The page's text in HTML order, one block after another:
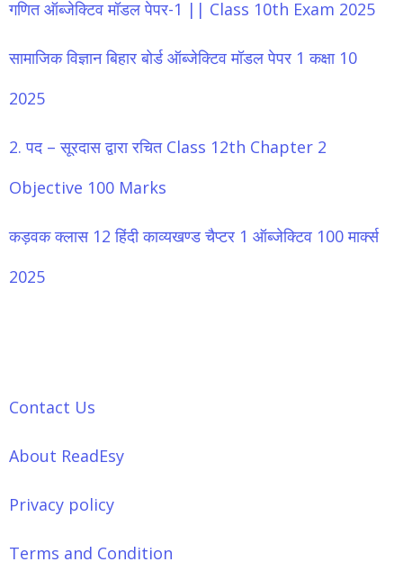
गणित ऑब्जेक्टिव मॉडल पेपर-1 || Class 10th Exam 2025
सामाजिक विज्ञान बिहार बोर्ड ऑब्जेक्टिव मॉडल पेपर 1 कक्षा 10
2025
2. पद – सूरदास द्वारा रचित Class 12th Chapter 2
Objective 100 Marks
कड़वक क्लास 12 हिंदी काव्यखण्ड चैप्टर 1 ऑब्जेक्टिव 100 मार्क्स
2025
Contact Us
About ReadEsy
Privacy policy
Terms and Condition